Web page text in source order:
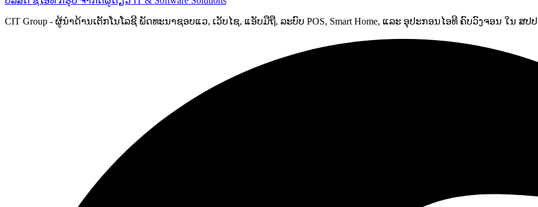
CIT Group - ຜູ້ນຳດ້ານເຕັກໂນໂລຊີ ພັດທະນາຊອບແວ, ເວັບໄຊ, ແອັບມືຖື, ລະບົບ POS, Smart Home, ແລະ ອຸປະກອນໄອທີ ຄົບວົງຈອນ ໃນ ສປ